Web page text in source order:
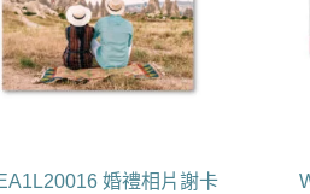
婚禮相片謝卡